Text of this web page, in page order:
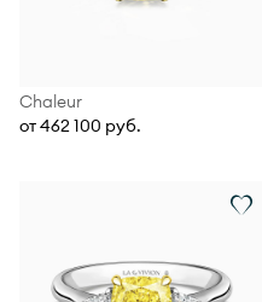
Chaleur
от 462 100 руб.